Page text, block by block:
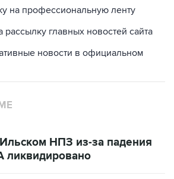
на профессиональную ленту
рассылку главных новостей сайта
новости в официальном
НПЗ из-за падения